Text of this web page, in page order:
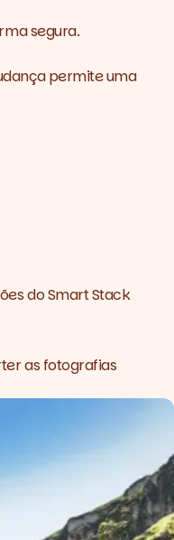
segura.
permite uma
do Smart Stack
as fotografias